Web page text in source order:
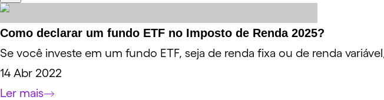
Como declarar um fundo ETF no Imposto de Renda 2025?
Se você investe em um fundo ETF, seja de renda fixa ou de renda
14 Abr 2022
Ler mais